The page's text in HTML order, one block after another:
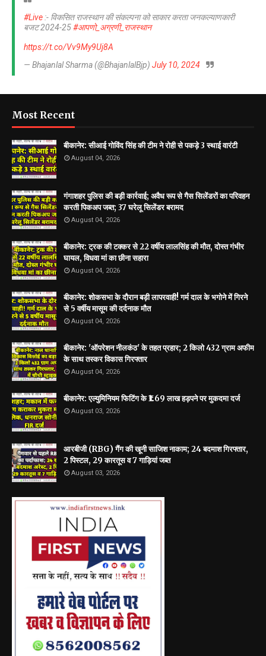
#Live :- विकसित राजस्थान की संकल्पना को साकार करता जनकल्याणकारी
बजट 2024-25#आपणो_अग्रणी_राजस्थान
https://t.co/Vv9My9Uj8A
— Bhajanlal Sharma (@BhajanlalBjp) July 10, 2024
Most Recent
बीकानेर: सीआई गोविंद सिंह की टीम ने रोही से पकड़े 3 स्थाई वारंटी
August 04, 2026
गंगाशहर पुलिस की बड़ी कार्रवाई; अवैध रूप से गैस सिलेंडरों का परिवहन
करती पिकअप जब्त; 37 घरेलू सिलेंडर बरामद
August 04, 2026
बीकानेर: ट्रक की टक्कर से 22 वर्षीय लालसिंह की मौत, दोस्त गंभीर
घायल, विधवा मां का छीना सहारा
August 04, 2026
बीकानेर: शोकसभा के दौरान बड़ी लापरवाही! गर्म दाल के भगोने में गिरने
से 5 वर्षीय मासूम की दर्दनाक मौत
August 04, 2026
बीकानेर: 'ऑपरेशन नीलकंठ' के तहत प्रहार; 2 किलो 432 ग्राम अफीम
के साथ तस्कर विकास गिरफ्तार
August 04, 2026
बीकानेर: एल्युमिनियम फिटिंग के ₹1.69 लाख हड़पने पर मुकदमा दर्ज
August 03, 2026
आरबीजी (RBG) गैंग की खूनी साजिश नाकाम; 24 बदमाश गिरफ्तार,
2 पिस्टल, 29 कारतूस व 7 गाड़ियां जब्त
August 03, 2026